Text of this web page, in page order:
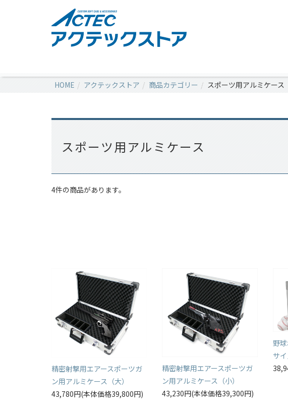
HOME アクテックストア 商品カテゴリー スポーツ用アルミケース
スポーツ用アルミケース
4件の商品があります。
精密射撃用エアースポーツガ
ン用アルミケース（大）
43,780円(本体価格39,800円)
精密射撃用エアースポーツガ
ン用アルミケース（小）
43,230円(本体価格39,300円)
野
サイ